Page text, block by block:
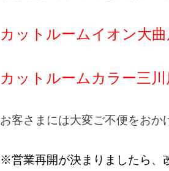
カットルームイオン大
カットルームカラー三
お客さまには大変ご不便をお
※営業再開が決まりましたら、